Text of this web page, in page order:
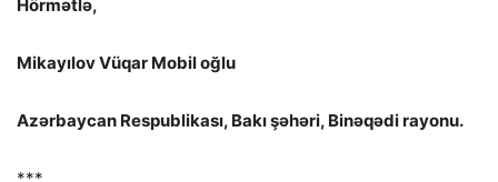
Hörmətlə,
Mikayılov Vüqar Mobil oğlu
Azərbaycan Respublikası, Bakı şəhəri, Binəqədi rayonu.